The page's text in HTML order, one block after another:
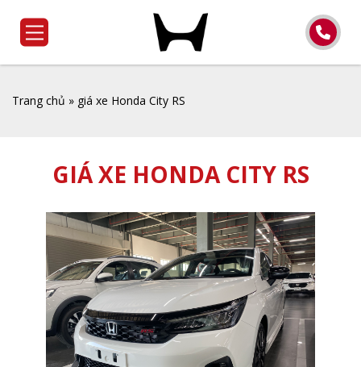
Trang chủ » giá xe Honda City RS
GIÁ XE HONDA CITY RS